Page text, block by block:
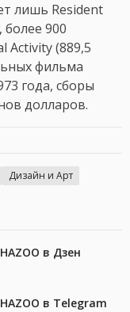
лишь Resident
900
Activity (889,5
фильма
года, сборы
долларов.
Дизайн и Арт
в Дзен
в Telegram